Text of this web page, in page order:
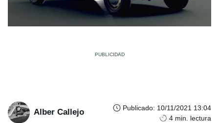
Alber Callejo Publicado: 10/11/2021 13:04
4 min. lectura